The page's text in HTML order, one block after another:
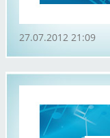
27.07.2012 21:09